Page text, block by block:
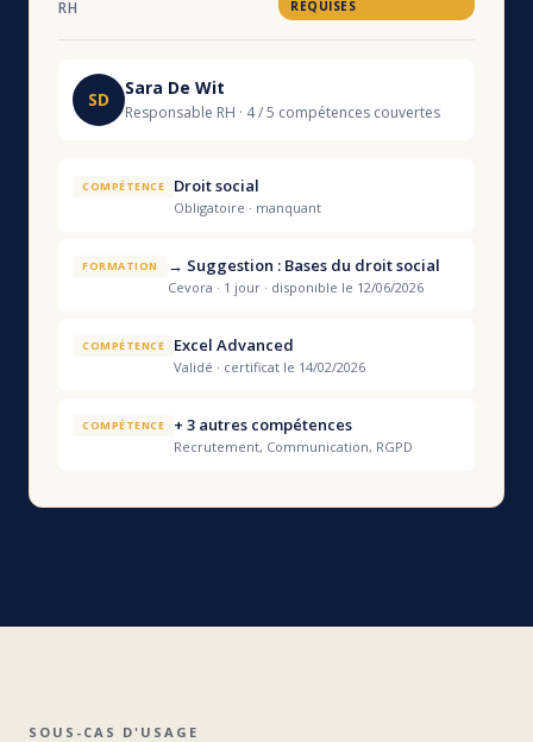
RH REQUISES
SD Sara De Wit
Responsable RH · 4 / 5 compétences couvertes
COMPÉTENCE Droit social
Obligatoire · manquant
FORMATION → Suggestion : Bases du droit social
Cevora · 1 jour · disponible le 12/06/2026
COMPÉTENCE Excel Advanced
Validé · certificat le 14/02/2026
COMPÉTENCE + 3 autres compétences
Recrutement, Communication, RGPD
SOUS-CAS D'USAGE